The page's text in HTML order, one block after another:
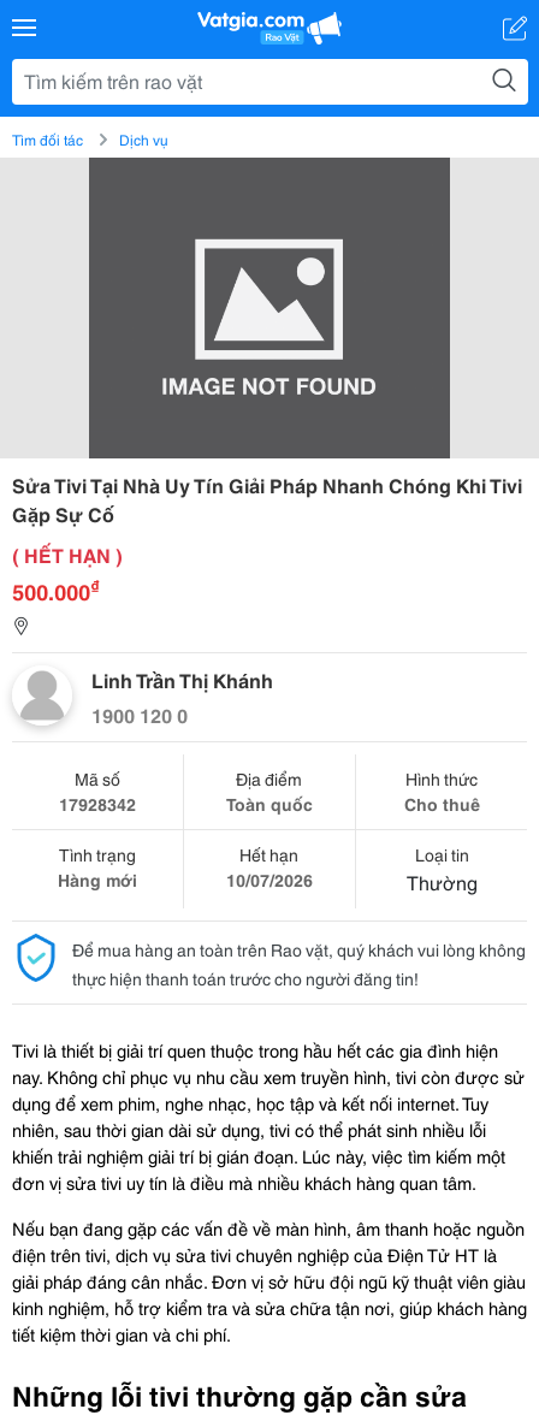
Tìm đối tác Dịch vụ
Sửa Tivi Tại Nhà Uy Tín Giải Pháp Nhanh Chóng Khi Tivi
Gặp Sự Cố
( HẾT HẠN )
500.000₫
Linh Trần Thị Khánh
1900 120 0
Mã số
17928342
Địa điểm
Toàn quốc
Hình thức
Cho thuê
Tình trạng
Hàng mới
Hết hạn
10/07/2026
Loại tin
Thường
Để mua hàng an toàn trên Rao vặt, quý khách vui lòng không
thực hiện thanh toán trước cho người đăng tin!
Tivi là thiết bị giải trí quen thuộc trong hầu hết các gia đình hiện
nay. Không chỉ phục vụ nhu cầu xem truyền hình, tivi còn được sử
dụng để xem phim, nghe nhạc, học tập và kết nối internet. Tuy
nhiên, sau thời gian dài sử dụng, tivi có thể phát sinh nhiều lỗi
khiến trải nghiệm giải trí bị gián đoạn. Lúc này, việc tìm kiếm một
đơn vị sửa tivi uy tín là điều mà nhiều khách hàng quan tâm.
Nếu bạn đang gặp các vấn đề về màn hình, âm thanh hoặc nguồn
điện trên tivi, dịch vụ sửa tivi chuyên nghiệp của Điện Tử HT là
giải pháp đáng cân nhắc. Đơn vị sở hữu đội ngũ kỹ thuật viên giàu
kinh nghiệm, hỗ trợ kiểm tra và sửa chữa tận nơi, giúp khách hàng
tiết kiệm thời gian và chi phí.
Những lỗi tivi thường gặp cần sửa